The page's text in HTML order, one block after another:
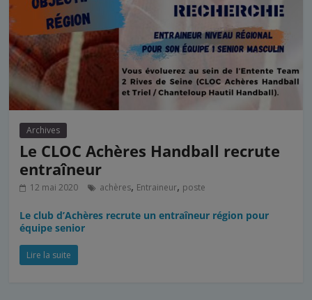
Archives
Le CLOC Achères Handball recrute
entraîneur
12 mai 2020 achères, Entraineur, poste
Le club d’Achères recrute un entraîneur région pour
équipe senior
Lire la suite